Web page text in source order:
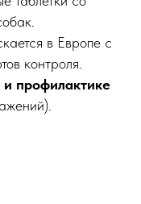
в Европе с
контроля.
профилактике